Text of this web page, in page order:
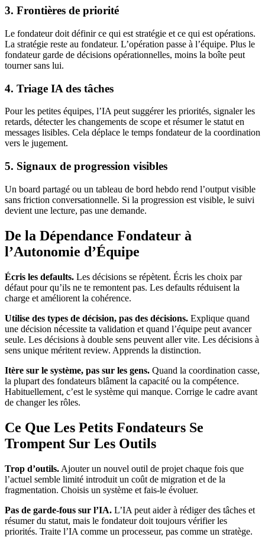
3. Frontières de priorité
Le fondateur doit définir ce qui est stratégie et ce qui est opérations.
La stratégie reste au fondateur. L’opération passe à l’équipe. Plus le
fondateur garde de décisions opérationnelles, moins la boîte peut
tourner sans lui.
4. Triage IA des tâches
Pour les petites équipes, l’IA peut suggérer les priorités, signaler les
retards, détecter les changements de scope et résumer le statut en
messages lisibles. Cela déplace le temps fondateur de la coordination
vers le jugement.
5. Signaux de progression visibles
Un board partagé ou un tableau de bord hebdo rend l’output visible
sans friction conversationnelle. Si la progression est visible, le suivi
devient une lecture, pas une demande.
De la Dépendance Fondateur à
l’Autonomie d’Équipe
Écris les defaults. Les décisions se répètent. Écris les choix par
défaut pour qu’ils ne te remontent pas. Les defaults réduisent la
charge et améliorent la cohérence.
Utilise des types de décision, pas des décisions. Explique quand
une décision nécessite ta validation et quand l’équipe peut avancer
seule. Les décisions à double sens peuvent aller vite. Les décisions à
sens unique méritent review. Apprends la distinction.
Itère sur le système, pas sur les gens. Quand la coordination casse,
la plupart des fondateurs blâment la capacité ou la compétence.
Habituellement, c’est le système qui manque. Corrige le cadre avant
de changer les rôles.
Ce Que Les Petits Fondateurs Se
Trompent Sur Les Outils
Trop d’outils. Ajouter un nouvel outil de projet chaque fois que
l’actuel semble limité introduit un coût de migration et de la
fragmentation. Choisis un système et fais-le évoluer.
Pas de garde-fous sur l’IA. L’IA peut aider à rédiger des tâches et
résumer du statut, mais le fondateur doit toujours vérifier les
priorités. Traite l’IA comme un processeur, pas comme un stratège.